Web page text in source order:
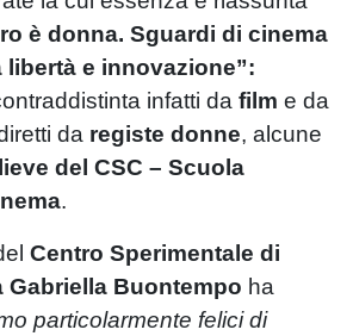
è donna. Sguardi di cinema
libertà e innovazione”:
infatti da film e da
da registe donne, alcune
del CSC – Scuola
.
Centro Sperimentale di
Gabriella Buontempo ha
particolarmente felici di